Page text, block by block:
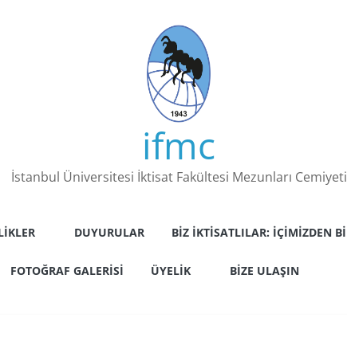
ifmc
İstanbul Üniversitesi İktisat Fakültesi Mezunları Cemiyeti
DUYURULAR BIZ İKTISATLILAR: İÇIMIZDEN
FOTOĞRAF GALERISI ÜYELIK BIZE ULAŞIN